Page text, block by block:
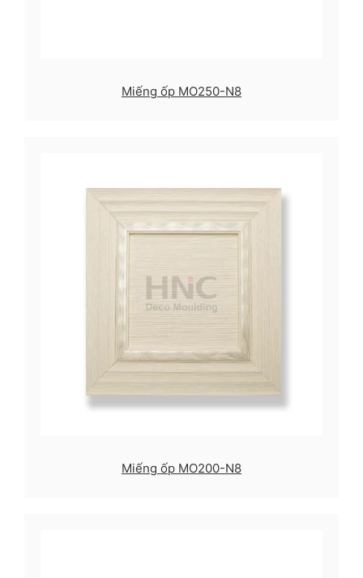
Miếng ốp MO250-N8
Miếng ốp MO200-N8